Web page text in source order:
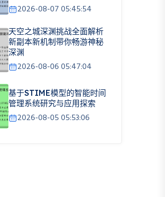
2026-08-07 05:45:54
天空之城深渊挑战全面解析
新副本新机制带你畅游神秘
深渊
2026-08-06 05:47:04
基于STIME模型的智能时间
管理系统研究与应用探索
2026-08-05 05:53:06